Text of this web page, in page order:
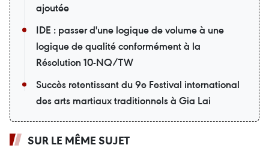
ajoutée
IDE : passer d'une logique de volume à une
logique de qualité conformément à la
Résolution 10-NQ/TW
Succès retentissant du 9e Festival international
des arts martiaux traditionnels à Gia Lai
SUR LE MÊME SUJET